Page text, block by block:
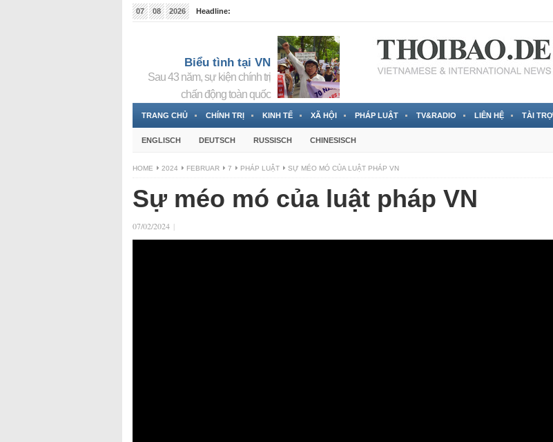
07 08 2026
Headline:
Biểu tình tại VN
Sau 43 năm, sự kiện chính trị
chấn động toàn quốc
TRANG CHỦ CHÍNH TRỊ KINH TẾ XÃ HỘI PHÁP LUẬT TV&RADIO LIÊN HỆ TÀI
ENGLISCH DEUTSCH RUSSISCH CHINESISCH
HOME 2024 FEBRUAR 7 PHÁP LUẬT SỰ MÉO MÓ CỦA LUẬT PHÁP VN
Sự méo mó của luật pháp VN
07/02/2024 |